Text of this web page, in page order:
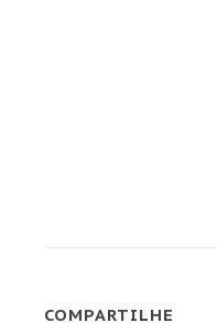
COMPARTILHE